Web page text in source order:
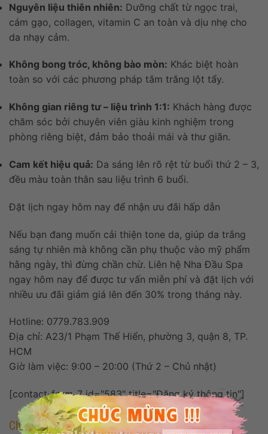
×
Nguyên liệu thiên nhiên: Dưỡng chất từ ngọc trai,
cám gạo, collagen, vitamin C an toàn và dịu nhẹ cho
da nhạy cảm.
Không bong tróc, không bào mòn: Khác biệt hoàn
toàn so với các phương pháp tắm trắng lột tẩy.
Không gian riêng tư – liệu trình 1:1: Khách hàng được
chăm sóc bởi chuyên viên giàu kinh nghiệm trong
phòng riêng biệt, đảm bảo thoải mái và thư giãn.
Cam kết hiệu quả: Da sáng lên rõ rệt từ buổi thứ 2 – 3,
đều màu toàn thân sau liệu trình 6 buổi.
Đặt lịch ngay hôm nay để nhận ưu đãi hấp dẫn
Nếu bạn đang muốn cải thiện tone da, giúp da trắng
sáng tự nhiên mà không cần phụ thuộc vào mỹ phẩm
hằng ngày, thì đừng chần chừ. Liên hệ Nha Đầu Spa
ngay hôm nay để được tư vấn miễn phí và đặt lịch với
nhiều ưu đãi giảm giá lên đến 30% trong tháng này.
Hotline: 0779.783.909
Địa chỉ: A23/1 Phạm Thế Hiển, phường 3, quận 8, TP.
HCM
Giờ làm việc: 9:00 – 20:00 (Thứ 2 – Chủ nhật)
[contact-form-7 id="583" title="Đăng ký thông tin"]
Chuyên mục dịch vụ